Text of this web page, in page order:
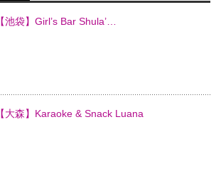
【池袋】Girl’s Bar Shula’…
【大森】Karaoke & Snack Luana